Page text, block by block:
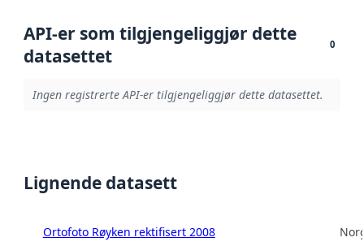
API-er som tilgjengeliggjør dette
datasettet
0
Ingen registrerte API-er tilgjengeliggjør dette datasettet.
Lignende datasett
Ortofoto Røyken rektifisert 2008